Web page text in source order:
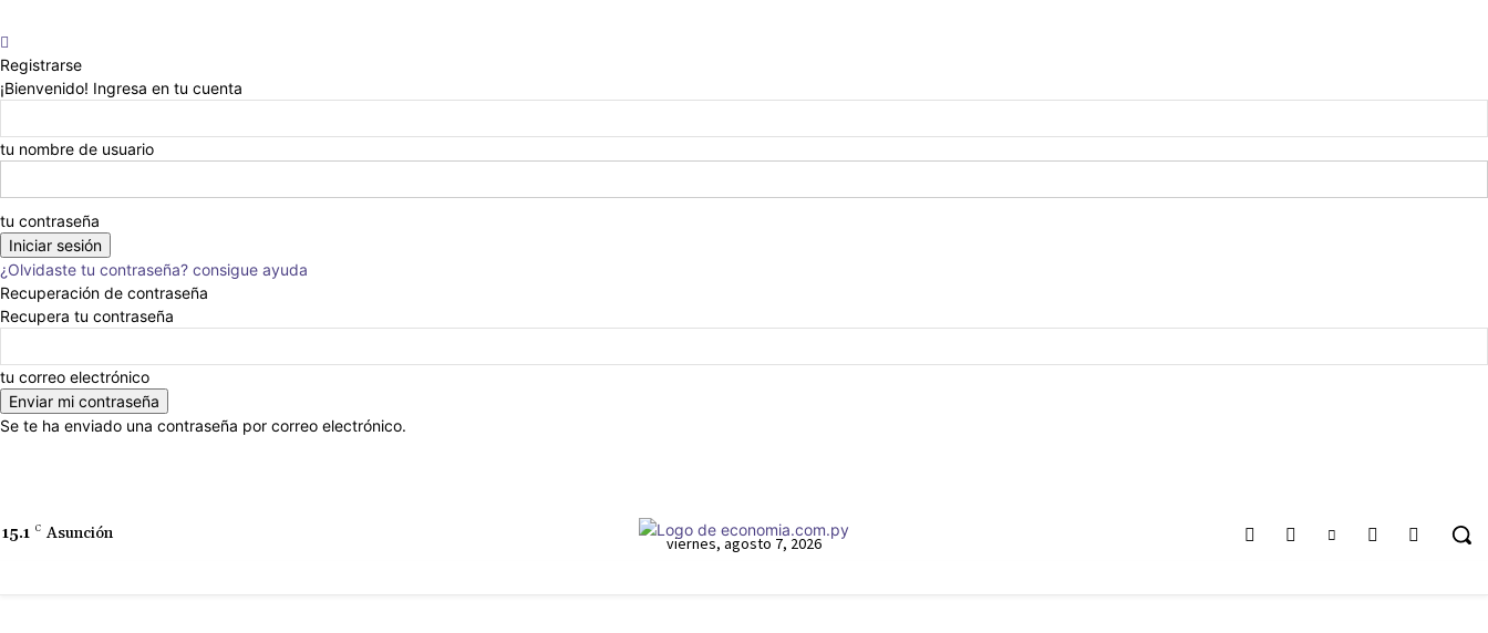
Registrarse
¡Bienvenido! Ingresa en tu cuenta
tu nombre de usuario
tu contraseña
¿Olvidaste tu contraseña? consigue ayuda
Recuperación de contraseña
Recupera tu contraseña
tu correo electrónico
Se te ha enviado una contraseña por correo electrónico.
15.1 C Asunción viernes, agosto 7, 2026